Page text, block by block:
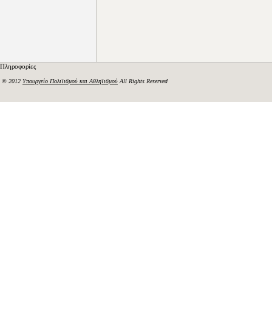
Πληροφορίες
© 2012 Υπουργείο Πολιτισμού και Αθλητισμού All Rights Reserved